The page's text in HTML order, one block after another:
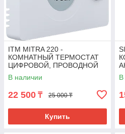
ITM MITRA 220 -
КОМНАТНЫЙ ТЕРМОСТАТ
ЦИФРОВОЙ, ПРОВОДНОЙ
В наличии
22 500 ₸ 25 000 ₸
Купить
В